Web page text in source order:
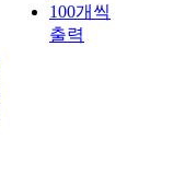
100개씩
출력